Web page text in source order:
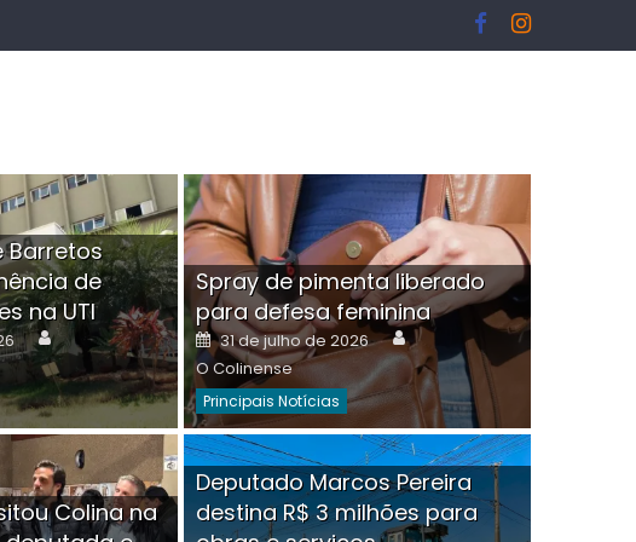
Av. Ângelo Martins Tristão é
criminoso mascarado
Barretos
de
na UTI
Author
Spray de pimenta liberado
para defesa feminina
Posted
on
31 de julho de 2026 Author
O Colinense
Principais Notícias
Colina na
Deputado Marcos Pereira
destina R$ 3 milhões para